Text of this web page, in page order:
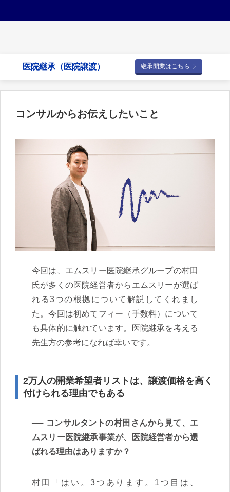
医院継承（医院譲渡） 継承開業はこちら
コンサルからお伝えしたいこと
今回は、エムスリー医院継承グループの村田
氏が多くの医院経営者からエムスリーが選ば
れる3つの根拠について解説してくれまし
た。今回は初めてフィー（手数料）について
も具体的に触れています。医院継承を考える
先生方の参考になれば幸いです。
2万人の開業希望者リストは、譲渡価格を高く
付けられる理由でもある
コンサルタントの村田さんから見て、エ
ムスリー医院継承事業が、医院経営者から選
ばれる理由はありますか？
村田「はい。3つあります。1つ目は、